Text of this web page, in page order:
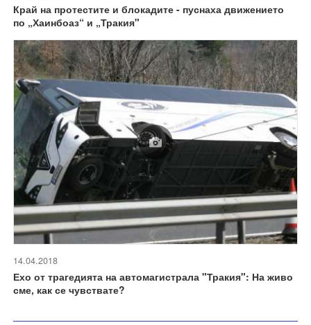
Край на протестите и блокадите - пуснаха движението
по „Хаинбоаз“ и „Тракия"
14.04.2018
Ехо от трагедията на автомагистрала "Тракия": На живо
сме, как се чувствате?